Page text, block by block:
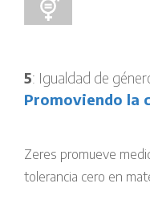
5: Igualdad de
Promoviendo la
Zeres promueve
tolerancia cero en